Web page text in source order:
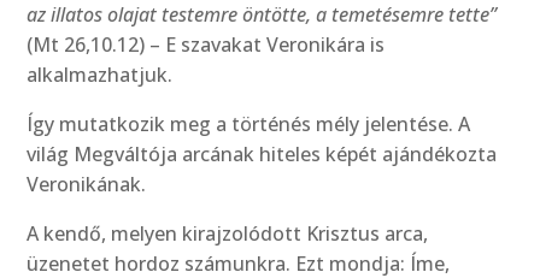
az illatos olajat testemre öntötte, a temetésemre tette”
(Mt 26,10.12) – E szavakat Veronikára is
alkalmazhatjuk.
Így mutatkozik meg a történés mély jelentése. A
világ Megváltója arcának hiteles képét ajándékozta
Veronikának.
A kendő, melyen kirajzolódott Krisztus arca,
üzenetet hordoz számunkra. Ezt mondja: Íme,